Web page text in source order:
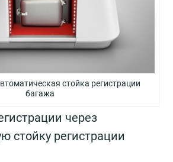
стойка регистрации
багажа
через
стойку регистрации